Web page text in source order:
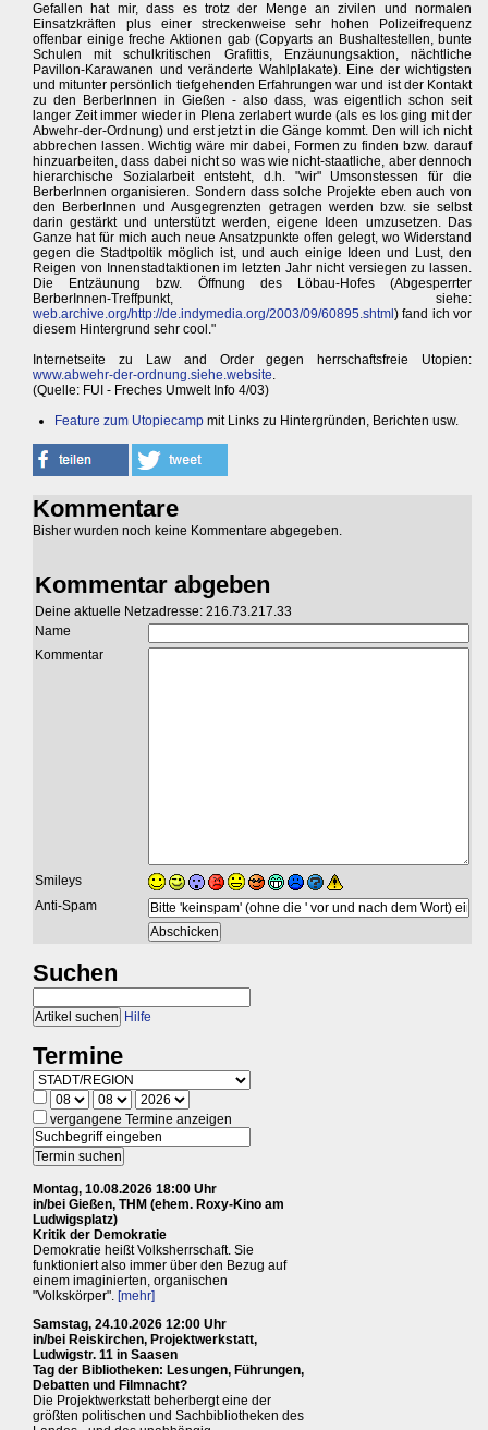
Gefallen hat mir, dass es trotz der Menge an zivilen und normalen
Einsatzkräften plus einer streckenweise sehr hohen Polizeifrequenz
offenbar einige freche Aktionen gab (Copyarts an Bushaltestellen, bunte
Schulen mit schulkritischen Grafittis, Enzäunungsaktion, nächtliche
Pavillon-Karawanen und veränderte Wahlplakate). Eine der wichtigsten
und mitunter persönlich tiefgehenden Erfahrungen war und ist der Kontakt
zu den BerberInnen in Gießen - also dass, was eigentlich schon seit
langer Zeit immer wieder in Plena zerlabert wurde (als es los ging mit der
Abwehr-der-Ordnung) und erst jetzt in die Gänge kommt. Den will ich nicht
abbrechen lassen. Wichtig wäre mir dabei, Formen zu finden bzw. darauf
hinzuarbeiten, dass dabei nicht so was wie nicht-staatliche, aber dennoch
hierarchische Sozialarbeit entsteht, d.h. "wir" Umsonstessen für die
BerberInnen organisieren. Sondern dass solche Projekte eben auch von
den BerberInnen und Ausgegrenzten getragen werden bzw. sie selbst
darin gestärkt und unterstützt werden, eigene Ideen umzusetzen. Das
Ganze hat für mich auch neue Ansatzpunkte offen gelegt, wo Widerstand
gegen die Stadtpoltik möglich ist, und auch einige Ideen und Lust, den
Reigen von Innenstadtaktionen im letzten Jahr nicht versiegen zu lassen.
Die Entzäunung bzw. Öffnung des Löbau-Hofes (Abgesperrter
BerberInnen-Treffpunkt, siehe:
web.archive.org/http://de.indymedia.org/2003/09/60895.shtml ) fand ich vor
diesem Hintergrund sehr cool."
Internetseite zu Law and Order gegen herrschaftsfreie Utopien:
www.abwehr-der-ordnung.siehe.website.
(Quelle: FUI - Freches Umwelt Info 4/03)
Feature zum Utopiecamp mit Links zu Hintergründen, Berichten usw.
Kommentare
Bisher wurden noch keine Kommentare abgegeben.
Kommentar abgeben
Deine aktuelle Netzadresse: 216.73.217.33
Name
Kommentar
Smileys
Anti-Spam
Suchen
Hilfe
Termine
vergangene Termine anzeigen
Montag, 10.08.2026 18:00 Uhr
in/bei Gießen, THM (ehem. Roxy-Kino am
Ludwigsplatz)
Kritik der Demokratie
Demokratie heißt Volksherrschaft. Sie
funktioniert also immer über den Bezug auf
einem imaginierten, organischen
"Volkskörper". [mehr]
Samstag, 24.10.2026 12:00 Uhr
in/bei Reiskirchen, Projektwerkstatt,
Ludwigstr. 11 in Saasen
Tag der Bibliotheken: Lesungen, Führungen,
Debatten und Filmnacht?
Die Projektwerkstatt beherbergt eine der
größten politischen und Sachbibliotheken des